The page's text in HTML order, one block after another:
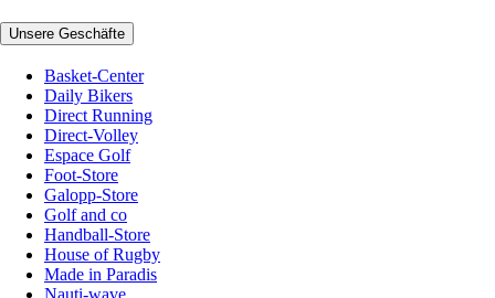
Unsere Geschäfte
Basket-Center
Daily Bikers
Direct Running
Direct-Volley
Espace Golf
Foot-Store
Galopp-Store
Golf and co
Handball-Store
House of Rugby
Made in Paradis